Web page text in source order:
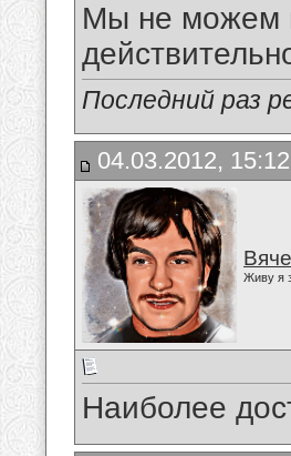
Мы не можем
Последний раз
04.03.2012, 15:12
Живу я
Наиболее